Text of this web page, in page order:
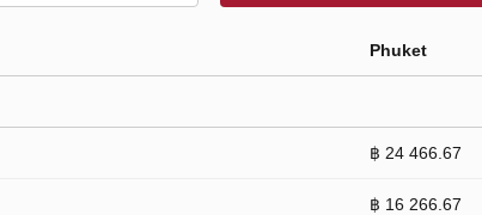
Phuket
฿ 24 466.67
฿ 16 266.67